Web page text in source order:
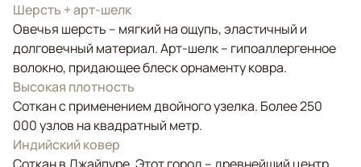
Шерсть + арт-шелк
Овечья шерсть – мягкий на ощупь, эластичный и
долговечный материал. Арт-шелк – гипоаллергенное
волокно, придающее блеск орнаменту ковра.
Высокая плотность
Соткан с применением двойного узелка. Более 250
000 узлов на квадратный метр.
Индийский ковер